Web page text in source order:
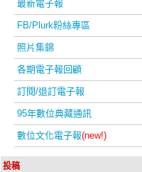
最新電子報
FB/Plurk粉絲專區
照片集錦
各期電子報回顧
訂閱/退訂電子報
95年數位典藏通訊
數位文化電子報(new!)
投稿